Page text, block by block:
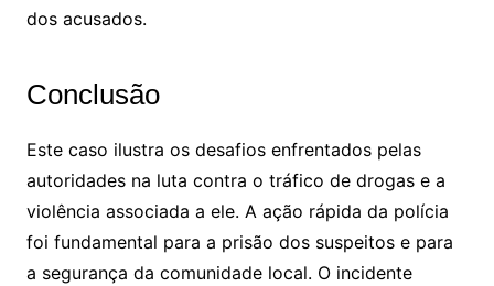
dos acusados.
Conclusão
Este caso ilustra os desafios enfrentados pelas
autoridades na luta contra o tráfico de drogas e a
violência associada a ele. A ação rápida da polícia
foi fundamental para a prisão dos suspeitos e para
a segurança da comunidade local. O incidente